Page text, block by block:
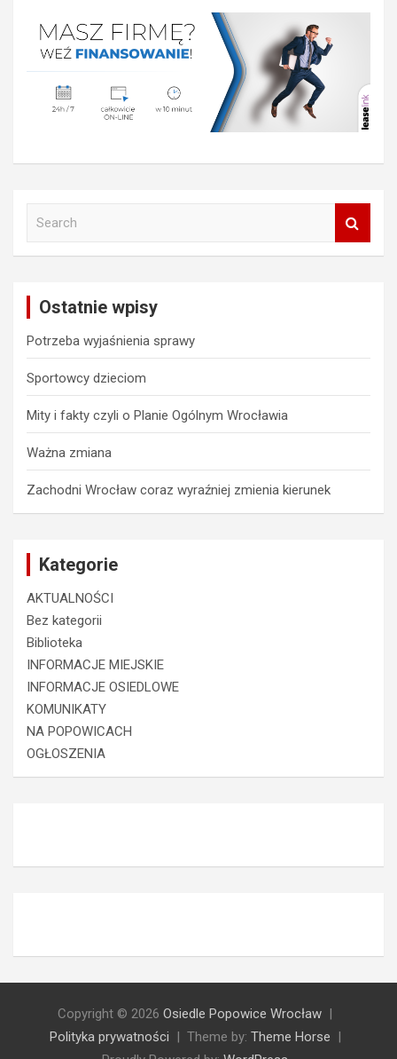
Ostatnie wpisy
Potrzeba wyjaśnienia sprawy
Sportowcy dzieciom
Mity i fakty czyli o Planie Ogólnym Wrocławia
Ważna zmiana
Zachodni Wrocław coraz wyraźniej zmienia kierunek
Kategorie
AKTUALNOŚCI
Bez kategorii
Biblioteka
INFORMACJE MIEJSKIE
INFORMACJE OSIEDLOWE
KOMUNIKATY
NA POPOWICACH
OGŁOSZENIA
Copyright © 2026 Osiedle Popowice Wrocław
Polityka prywatności
Theme by: Theme Horse